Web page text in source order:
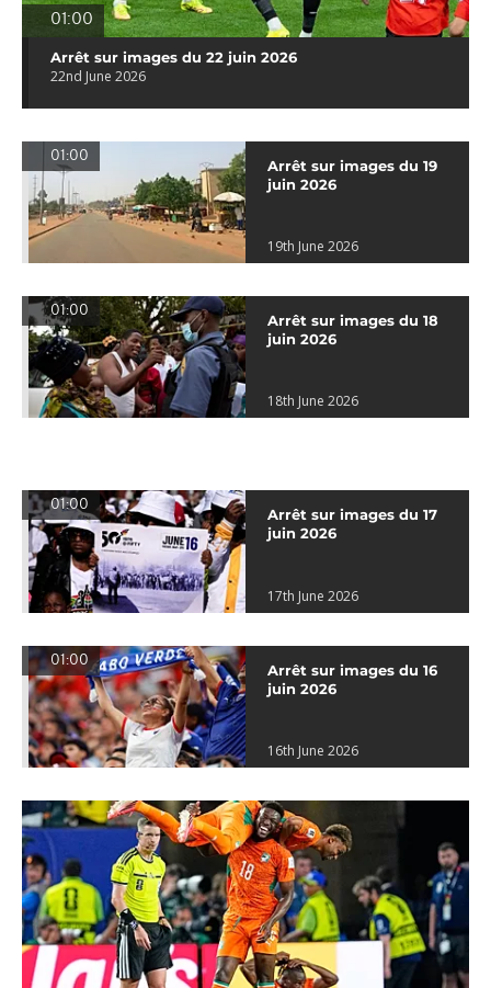
01:00
Arrêt sur images du 22 juin 2026
22nd June 2026
01:00
Arrêt sur images du 19
juin 2026
19th June 2026
01:00
Arrêt sur images du 18
juin 2026
18th June 2026
01:00
Arrêt sur images du 17
juin 2026
17th June 2026
01:00
Arrêt sur images du 16
juin 2026
16th June 2026